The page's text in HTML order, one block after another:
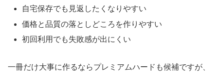
自宅保存でも見返したくなりやすい
価格と品質の落としどころを作りやすい
初回利用でも失敗感が出にくい
一冊だけ大事に作るならプレミアムハードも候補ですが、